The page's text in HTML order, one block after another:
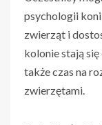
psychologii
zwierząt i
kolonie stają
także czas na
zwierzętami.